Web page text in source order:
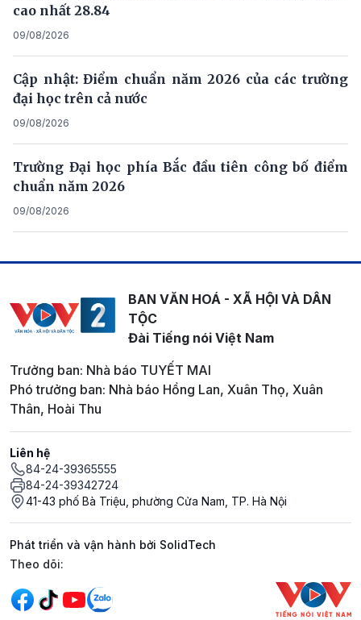
cao nhất 28.84
09/08/2026
Cập nhật: Điểm chuẩn năm 2026 của các trường
đại học trên cả nước
09/08/2026
Trường Đại học phía Bắc đầu tiên công bố điểm
chuẩn năm 2026
09/08/2026
BAN VĂN HOÁ - XÃ HỘI VÀ DÂN
TỘC
Đài Tiếng nói Việt Nam
Trưởng ban: Nhà báo TUYẾT MAI
Phó trưởng ban: Nhà báo Hồng Lan, Xuân Thọ, Xuân
Thân, Hoài Thu
Liên hệ
84-24-39365555
84-24-39342724
41-43 phố Bà Triệu, phường Cửa Nam, TP. Hà Nội
Phát triển và vận hành bởi SolidTech
Mạng xã hội
Theo dõi: